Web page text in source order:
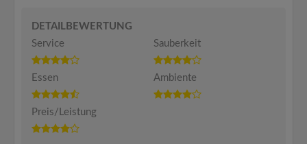
DETAILBEWERTUNG
Service
Sauberkeit
Essen Ambiente
Preis/Leistung